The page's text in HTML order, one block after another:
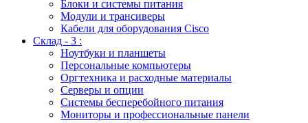
Блоки и системы питания
Модули и трансиверы
Кабели для оборудования Cisco
Склад - 3 :
Ноутбуки и планшеты
Персональные компьютеры
Оргтехника и расходные материалы
Серверы и опции
Системы бесперебойного питания
Мониторы и профессиональные панели